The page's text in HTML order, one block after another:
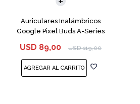
Auriculares Inalámbricos
Google Pixel Buds A-Series
USD 89,00 USD 119,00